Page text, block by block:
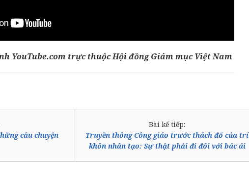
YouTube.com trực thuộc Hội đồng Giám mục Việt Nam
câu chuyện
Bài kế tiếp:
Truyền thông Công giáo trước thách đố của trí
khôn nhân tạo: Sự thật phải đi đôi với bác ái